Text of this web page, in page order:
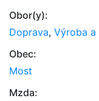
Obor(y):
Doprava, Výroba
Obec:
Most
Mzda: